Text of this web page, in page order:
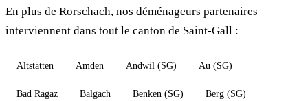
En plus de Rorschach, nos déménageurs partenaires
interviennent dans tout le canton de Saint-Gall :
Altstätten Amden Andwil (SG) Au (SG)
Bad Ragaz Balgach Benken (SG) Berg (SG)